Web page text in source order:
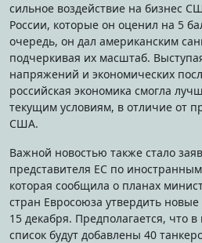
сильное воздействие на бизнес
России, которые он оценил на 5
очередь, он дал американским
подчеркивая их масштаб.
напряжений и экономических
российская экономика смогла
текущим условиям, в отличие от
США.
Важной новостью также стало
представителя ЕС по
которая сообщила о планах
стран Евросоюза утвердить
15 декабря. Предполагается, что
список будут добавлены 40